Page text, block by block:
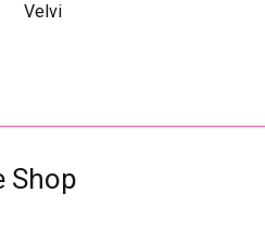
Velvi
Shop